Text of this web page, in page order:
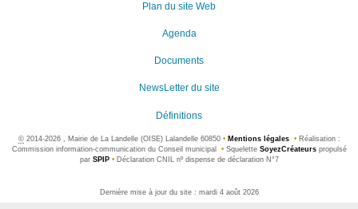
Plan du site Web
Agenda
Documents
NewsLetter du site
Définitions
©2014-2026 , Mairie de La Landelle (OISE) Lalandelle 60850 • Mentions légales • Réalisation :
Commission information-communication du Conseil municipal
•Squelette SoyezCréateurspropulsé
par SPIP •Déclaration CNIL nº dispense de déclaration N°7
Dernière mise à jour du site : mardi 4 août 2026